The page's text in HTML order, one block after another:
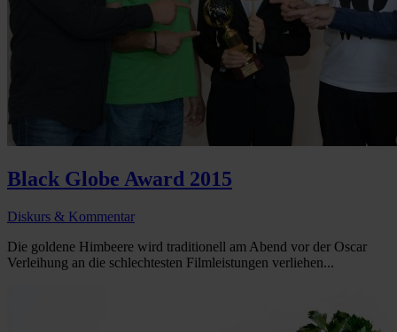
Black Globe Award 2015
Diskurs & Kommentar
Die goldene Himbeere wird traditionell am Abend vor der Oscar
Verleihung an die schlechtesten Filmleistungen verliehen...